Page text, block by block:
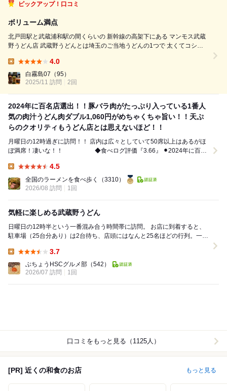
ピックアップ！口コミ
ボリューム満点
北戸田駅と武蔵浦和駅の間くらいの 新幹線の高架下にある マンモス武蔵
野うどん店 武蔵野うどんとは埼玉のご当地うどんの1つで 太くてコシの
食べるうどんの事で ざっくり言うと 讃岐うどんのツルツルした口触りを
...
4.0
白霧島07 （95）
2025/11 訪問
2回
2024年に百名店選出！！豚バラ肉がたっぷり入っている1番人
気の肉汁うどん肉ダブル1,060円がめちゃくちゃ旨い！！天ぷ
らのクオリティもうどん店とは思えないほど！！
月曜日の12時過ぎに訪問！！ 店内は広々としていて50席以上はあるがほ
ぼ満席！凄いな！！ ◆食べログ評価『3.66』 ⚫︎2024年に百名
4.5
全国のラーメンを食べ歩く
（3310）
2026/08 訪問
1回
気軽に楽しめる武蔵野うどん
​日曜日の12時半という一番混み合う時間帯に訪問。 ​お店に到着すると、
駐車場（25台分あり）は2台待ち、店頭にはなんと25名ほどの行列。一瞬
3.7
ぶちょうHSCグルメ部 （542）
2026/07 訪問
1回
口コミをもっと見る（1125人）
[PR] 近くの和食のお店 もっと見る